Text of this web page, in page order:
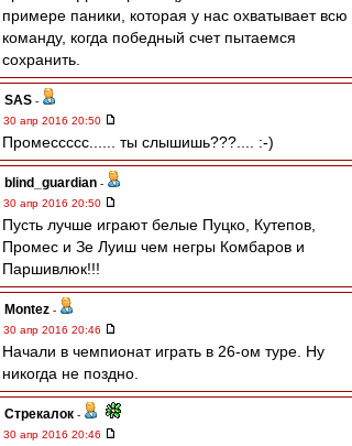
примере паники, которая у нас охватывает всю
команду, когда победный счет пытаемся
сохранить.
SAS -
30 апр 2016 20:50
Промессссс...... ты слышишь???.... :-)
blind_guardian -
30 апр 2016 20:50
Пусть лучше играют белые Пуцко, Кутепов,
Промес и Зе Луиш чем негры Комбаров и
Паршивлюк!!!
Montez -
30 апр 2016 20:46
Начали в чемпионат играть в 26-ом туре. Ну
никогда не поздно.
Стрекалок -
30 апр 2016 20:46